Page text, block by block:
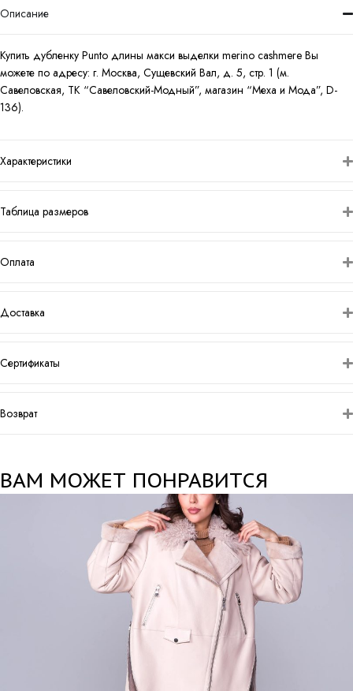
Описание
Купить дубленку Punto длины макси выделки merino cashmere Вы
можете по адресу: г. Москва, Сущевский Вал, д. 5, стр. 1 (м.
Савеловская, ТК “Савеловский-Модный”, магазин “Меха и Мода”, D-
136).
Характеристики
Таблица размеров
Оплата
Доставка
Сертификаты
Возврат
ВАМ МОЖЕТ ПОНРАВИТСЯ